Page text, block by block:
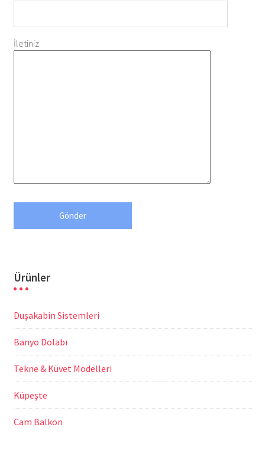
İletiniz
Ürünler
Duşakabin Sistemleri
Banyo Dolabı
Tekne & Küvet Modelleri
Küpeşte
Cam Balkon